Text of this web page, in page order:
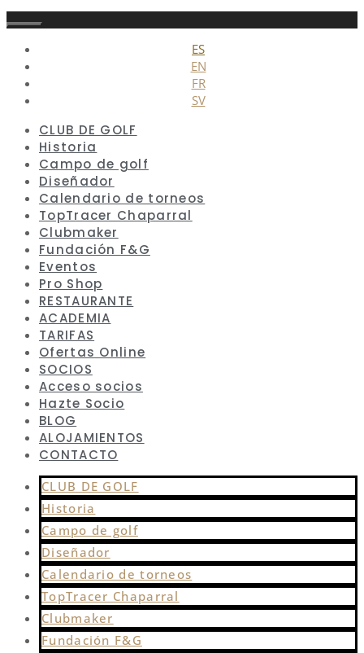
Cerrar
ES
EN
FR
SV
CLUB DE GOLF
Historia
Campo de golf
Diseñador
Calendario de torneos
TopTracer Chaparral
Clubmaker
Fundación F&G
Eventos
Pro Shop
RESTAURANTE
ACADEMIA
TARIFAS
Ofertas Online
SOCIOS
Acceso socios
Hazte Socio
BLOG
ALOJAMIENTOS
CONTACTO
CLUB DE GOLF
Historia
Campo de golf
Diseñador
Calendario de torneos
TopTracer Chaparral
Clubmaker
Fundación F&G